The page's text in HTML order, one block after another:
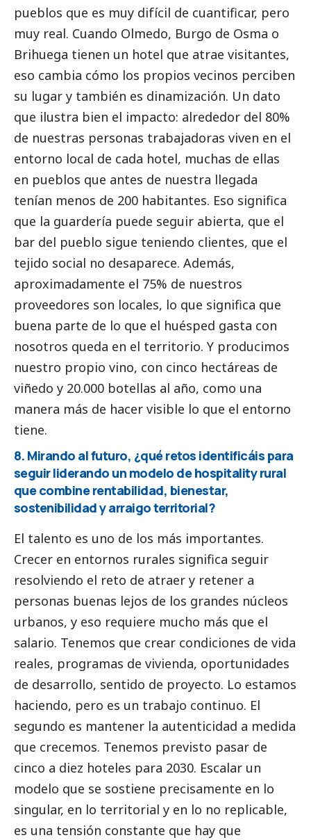
pueblos que es muy difícil de cuantificar, pero
muy real. Cuando Olmedo, Burgo de Osma o
Brihuega tienen un hotel que atrae visitantes,
eso cambia cómo los propios vecinos perciben
su lugar y también es dinamización. Un dato
que ilustra bien el impacto: alrededor del 80%
de nuestras personas trabajadoras viven en el
entorno local de cada hotel, muchas de ellas
en pueblos que antes de nuestra llegada
tenían menos de 200 habitantes. Eso significa
que la guardería puede seguir abierta, que el
bar del pueblo sigue teniendo clientes, que el
tejido social no desaparece. Además,
aproximadamente el 75% de nuestros
proveedores son locales, lo que significa que
buena parte de lo que el huésped gasta con
nosotros queda en el territorio. Y producimos
nuestro propio vino, con cinco hectáreas de
viñedo y 20.000 botellas al año, como una
manera más de hacer visible lo que el entorno
tiene.
8. Mirando al futuro, ¿qué retos identificáis para
seguir liderando un modelo de hospitality rural
que combine rentabilidad, bienestar,
sostenibilidad y arraigo territorial?
El talento es uno de los más importantes.
Crecer en entornos rurales significa seguir
resolviendo el reto de atraer y retener a
personas buenas lejos de los grandes núcleos
urbanos, y eso requiere mucho más que el
salario. Tenemos que crear condiciones de vida
reales, programas de vivienda, oportunidades
de desarrollo, sentido de proyecto. Lo estamos
haciendo, pero es un trabajo continuo. El
segundo es mantener la autenticidad a medida
que crecemos. Tenemos previsto pasar de
cinco a diez hoteles para 2030. Escalar un
modelo que se sostiene precisamente en lo
singular, en lo territorial y en lo no replicable,
es una tensión constante que hay que